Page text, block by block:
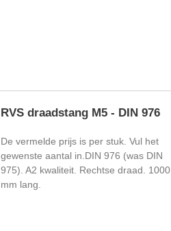
RVS draadstang M5 - DIN 976
De vermelde prijs is per stuk. Vul het
gewenste aantal in.DIN 976 (was DIN
975). A2 kwaliteit. Rechtse draad. 1000
mm lang.